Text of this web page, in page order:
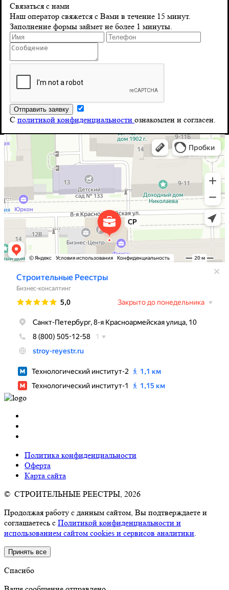
Связаться с нами
Наш оператор свяжется с Вами в течение 15 минут.
Заполнение формы займет не более 1 минуты.
С политикой конфиденциальности ознакомлен и согласен.
Контакты
Адрес
г. Санкт-Петербург 8‑я Красноармейская, д. 10
Телефон
8 (804) 555-10-39
Почта
Политика конфиденциальности
Оферта
Карта сайта
© СТРОИТЕЛЬНЫЕ РЕЕСТРЫ, 2026
Продолжая работу с данным сайтом, Вы подтверждаете и
соглашаетесь с Политикой конфиденциальности и
использованием сайтом cookies и сервисов аналитики
Принять все
Спасибо